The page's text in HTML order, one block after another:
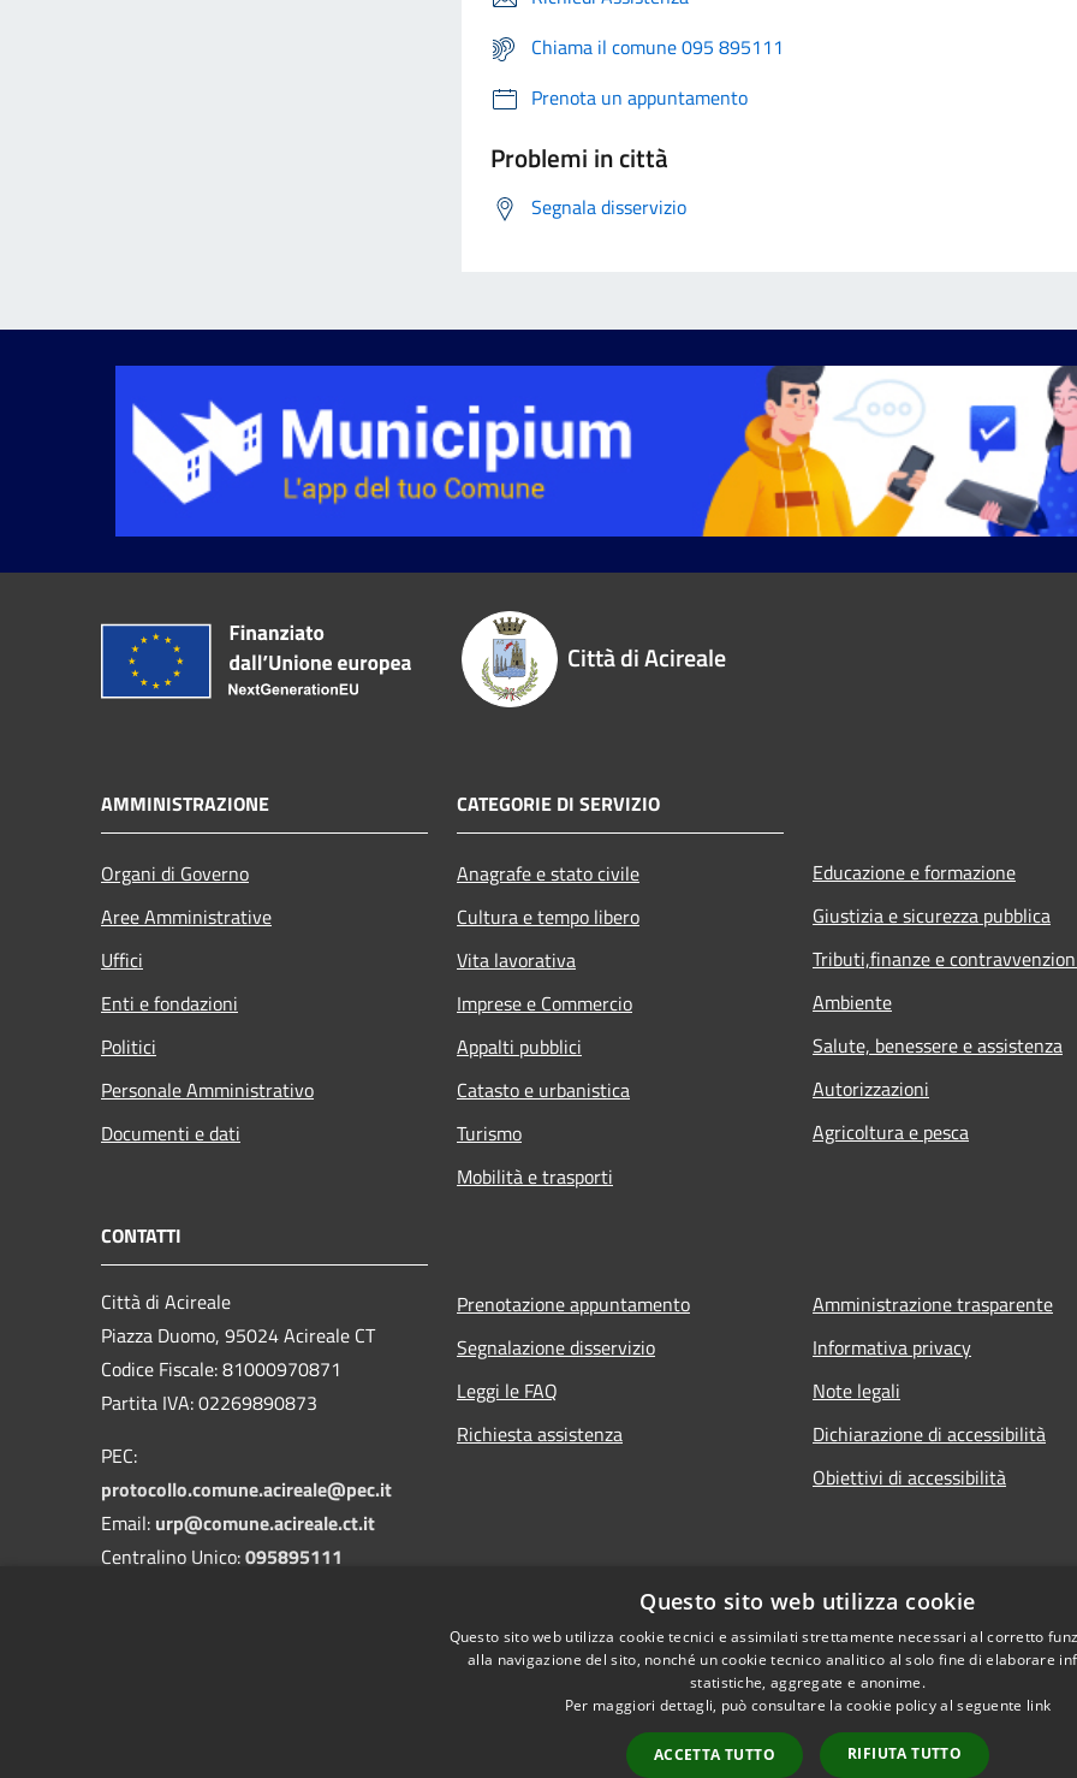
Chiama il comune 095 895111
Prenota un appuntamento
Problemi in città
Segnala disservizio
Città di Acireale
AMMINISTRAZIONE
Organi di Governo
Aree Amministrative
Uffici
Enti e fondazioni
Politici
Personale Amministrativo
Documenti e dati
CATEGORIE DI SERVIZIO
Anagrafe e stato civile
Cultura e tempo libero
Vita lavorativa
Imprese e Commercio
Appalti pubblici
Catasto e urbanistica
Turismo
Mobilità e trasporti
Educazione e formazione
Giustizia e sicurezza pubblica
Tributi,finanze e
Ambiente
Salute, benessere e assistenza
Autorizzazioni
Agricoltura e pesca
CONTATTI
Città di Acireale
Piazza Duomo, 95024 Acireale CT
Codice Fiscale: 81000970871
Partita IVA: 02269890873
PEC:
protocollo.comune.acireale@pec.it
Email: urp@comune.acireale.ct.it
Centralino Unico:095895111
Prenotazione appuntamento
Segnalazione disservizio
Leggi le FAQ
Richiesta assistenza
Amministrazione trasparente
Informativa privacy
Note legali
Dichiarazione di accessibilità
Obiettivi di accessibilità
Questo sito web utilizza cookie
Questo sito web utilizza cookie tecnici e assimilati strettamente necessari al corretto
alla navigazione del sito, nonché un cookie tecnico analitico al solo fine di elaborare
statistiche, aggregate e anonime.
Per maggiori dettagli, può consultare la cookie policy al seguente link
ACCETTA TUTTO RIFIUTA TUTTO